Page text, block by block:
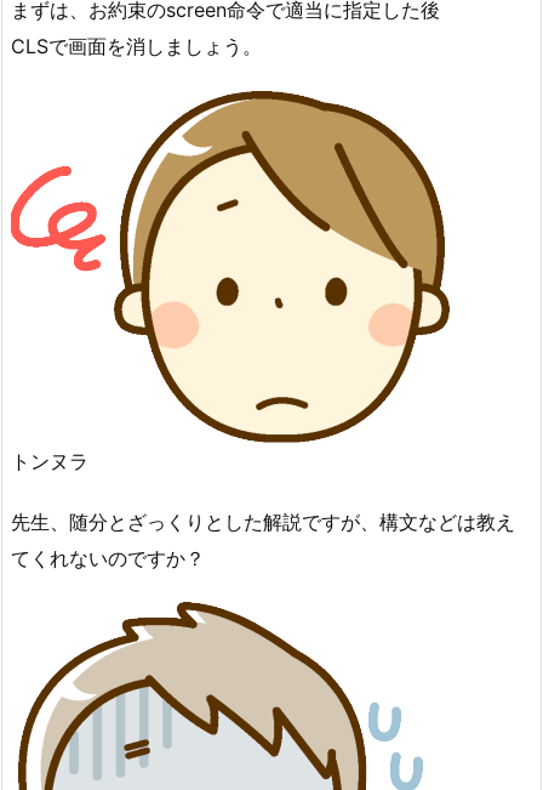
まずは、お約束のscreen命令で適当に指定した後
CLSで画面を消しましょう。
トンヌラ
先生、随分とざっくりとした解説ですが、構文などは教え
てくれないのですか？